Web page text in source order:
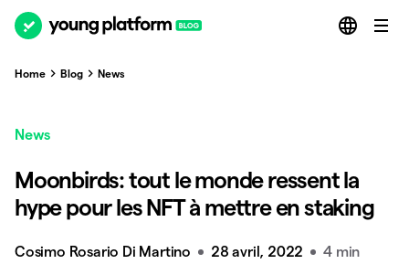
Home Blog News
News
Moonbirds: tout le monde ressent la
hype pour les NFT à mettre en staking
Cosimo Rosario Di Martino 28 avril, 2022 4 min